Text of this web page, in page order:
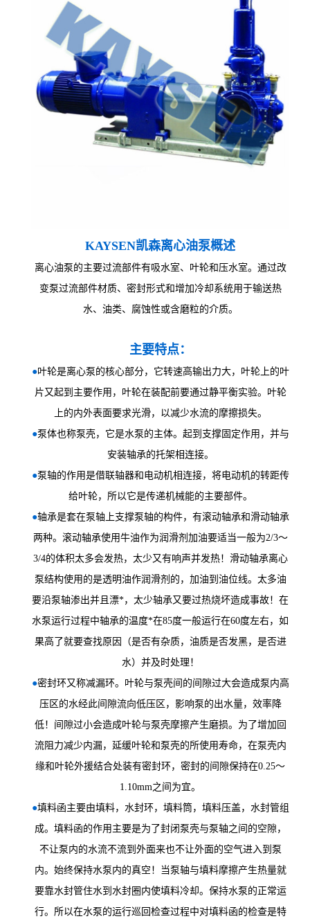
KAYSEN凯森离心油泵概述
离心油泵的主要过流部件有吸水室、叶轮和压水室。通过改
变泵过流部件材质、密封形式和增加冷却系统用于输送热
水、油类、腐蚀性或含磨粒的介质。
主要特点：
●叶轮是离心泵的核心部分，它转速高输出力大，叶轮上的叶
片又起到主要作用，叶轮在装配前要通过静平衡实验。叶轮
上的内外表面要求光滑，以减少水流的摩擦损失。
●泵体也称泵壳，它是水泵的主体。起到支撑固定作用，并与
安装轴承的托架相连接。
●泵轴的作用是借联轴器和电动机相连接，将电动机的转距传
给叶轮，所以它是传递机械能的主要部件。
●轴承是套在泵轴上支撑泵轴的构件，有滚动轴承和滑动轴承
两种。滚动轴承使用牛油作为润滑剂加油要适当一般为2/3～
3/4的体积太多会发热，太少又有响声并发热！滑动轴承离心
泵结构使用的是透明油作润滑剂的，加油到油位线。太多油
要沿泵轴渗出并且漂*，太少轴承又要过热烧坏造成事故！在
水泵运行过程中轴承的温度*在85度一般运行在60度左右，如
果高了就要查找原因（是否有杂质，油质是否发黑，是否进
水）并及时处理！
●密封环又称减漏环。叶轮与泵壳间的间隙过大会造成泵内高
压区的水经此间隙流向低压区，影响泵的出水量，效率降
低！间隙过小会造成叶轮与泵壳摩擦产生磨损。为了增加回
流阻力减少内漏，延缓叶轮和泵壳的所使用寿命，在泵壳内
缘和叶轮外援结合处装有密封环，密封的间隙保持在0.25～
1.10mm之间为宜。
●填料函主要由填料，水封环，填料筒，填料压盖，水封管组
成。填料函的作用主要是为了封闭泵壳与泵轴之间的空隙，
不让泵内的水流不流到外面来也不让外面的空气进入到泵
内。始终保持水泵内的真空！当泵轴与填料摩擦产生热量就
要靠水封管住水到水封圈内使填料冷却。保持水泵的正常运
行。所以在水泵的运行巡回检查过程中对填料函的检查是特